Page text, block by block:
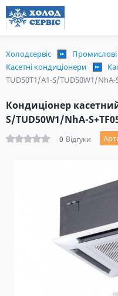
Холодсервіс
Касетні кондиціонери
TUD50T1/A1-S/TUD50W1/NhA-
Кондиціонер
S/TUD50W1/NhA-
0 Відгуки